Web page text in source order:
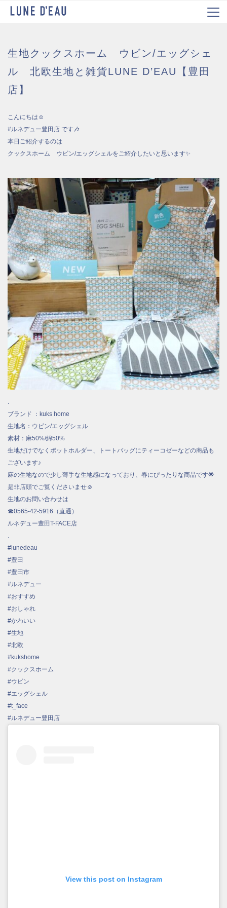
生地クックスホーム ウビン/エッグシェ
ル 北欧生地と雑貨LUNE D’EAU【豊田
店】
こんにちは☺️
#ルネデュー豊田店 です🎶
本日ご紹介するのは
クックスホーム ウビン/エッグシェルをご紹介したいと思います✨
.
ブランド ：kuks home
生地名：ウビン/エッグシェル
素材：麻50%/綿50%
生地だけでなくポットホルダー、トートバッグにティーコゼーなどの商品も
ございます♪
麻の生地なので少し薄手な生地感になっており、春にぴったりな商品です🌟
是非店頭でご覧くださいませ☺️
生地のお問い合わせは
☎︎0565-42-5916（直通）
ルネデュー豊田T-FACE店
.
#lunedeau
#豊田
#豊田市
#ルネデュー
#おすすめ
#おしゃれ
#かわいい
#生地
#北欧
#kukshome
#クックスホーム
#ウビン
#エッグシェル
#t_face
#ルネデュー豊田店
View this post on Instagram